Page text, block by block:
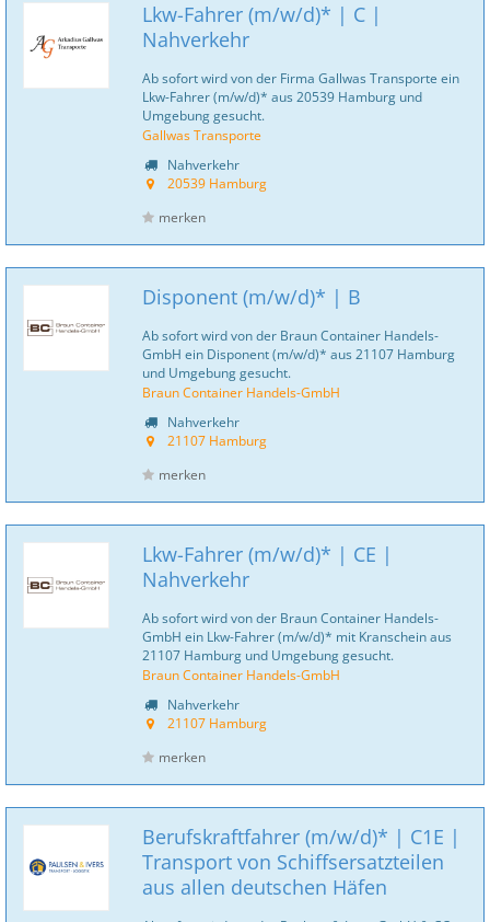
Lkw-Fahrer (m/w/d)* | C |
Nahverkehr
Ab sofort wird von der Firma Gallwas Transporte ein
Lkw-Fahrer (m/w/d)* aus 20539 Hamburg und
Umgebung gesucht.
Gallwas Transporte
Nahverkehr
20539 Hamburg
merken
Disponent (m/w/d)* | B
Ab sofort wird von der Braun Container Handels-
GmbH ein Disponent (m/w/d)* aus 21107 Hamburg
und Umgebung gesucht.
Braun Container Handels-GmbH
Nahverkehr
21107 Hamburg
merken
Lkw-Fahrer (m/w/d)* | CE |
Nahverkehr
Ab sofort wird von der Braun Container Handels-
GmbH ein Lkw-Fahrer (m/w/d)* mit Kranschein aus
21107 Hamburg und Umgebung gesucht.
Braun Container Handels-GmbH
Nahverkehr
21107 Hamburg
merken
Berufskraftfahrer (m/w/d)* | C1E |
Transport von Schiffsersatzteilen
aus allen deutschen Häfen